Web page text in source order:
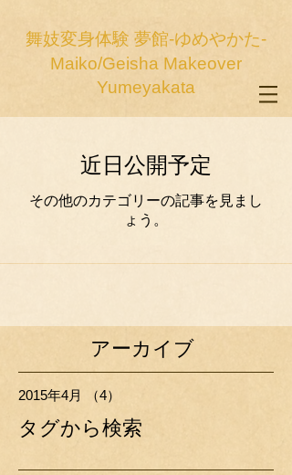
舞妓変身体験 夢館-ゆめやかた-
Maiko/Geisha Makeover
Yumeyakata
近日公開予定
その他のカテゴリーの記事を見まし
ょう。
アーカイブ
2015年4月 （4）
タグから検索